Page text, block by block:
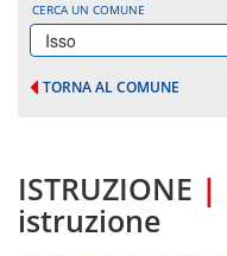
CERCA UN COMUNE
Isso
TORNA AL COMUNE
ISTRUZIONE |
istruzione